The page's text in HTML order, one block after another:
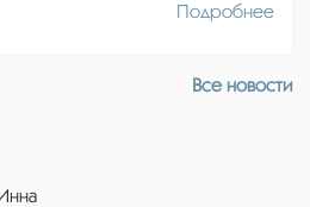
Подробнее
Все новости